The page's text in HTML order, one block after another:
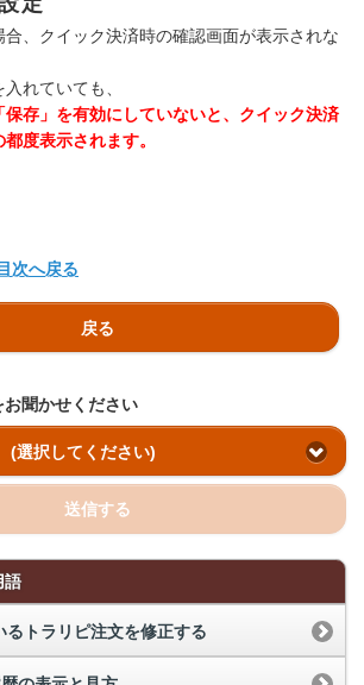
、クイック決済時の確認画面が表示されな
れていても、
存」を有効にしていないと、クイック決済
度表示されます。
次へ戻る
戻る
聞かせください
(選択してください)
送信する
語
るトラリピ注文を修正する